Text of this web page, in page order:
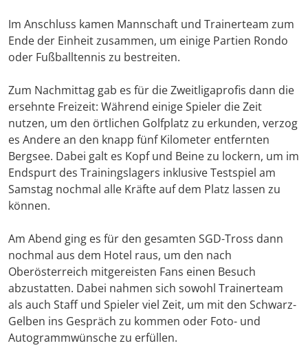
Im Anschluss kamen Mannschaft und Trainerteam zum
Ende der Einheit zusammen, um einige Partien Rondo
oder Fußballtennis zu bestreiten.
Zum Nachmittag gab es für die Zweitligaprofis dann die
ersehnte Freizeit: Während einige Spieler die Zeit
nutzen, um den örtlichen Golfplatz zu erkunden, verzog
es Andere an den knapp fünf Kilometer entfernten
Bergsee. Dabei galt es Kopf und Beine zu lockern, um im
Endspurt des Trainingslagers inklusive Testspiel am
Samstag nochmal alle Kräfte auf dem Platz lassen zu
können.
Am Abend ging es für den gesamten SGD-Tross dann
nochmal aus dem Hotel raus, um den nach
Oberösterreich mitgereisten Fans einen Besuch
abzustatten. Dabei nahmen sich sowohl Trainerteam
als auch Staff und Spieler viel Zeit, um mit den Schwarz-
Gelben ins Gespräch zu kommen oder Foto- und
Autogrammwünsche zu erfüllen.